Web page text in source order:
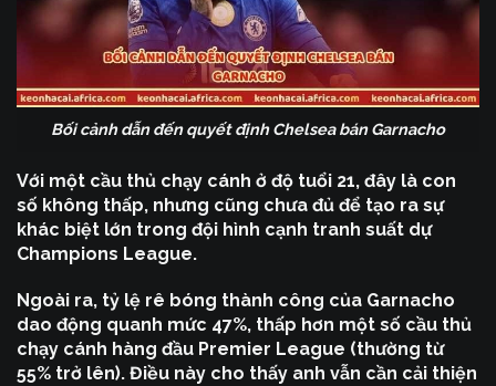
Bối cảnh dẫn đến quyết định Chelsea bán Garnacho
Với một cầu thủ chạy cánh ở độ tuổi 21, đây là con
số không thấp, nhưng cũng chưa đủ để tạo ra sự
khác biệt lớn trong đội hình cạnh tranh suất dự
Champions League.
Ngoài ra, tỷ lệ rê bóng thành công của Garnacho
dao động quanh mức 47%, thấp hơn một số cầu thủ
chạy cánh hàng đầu Premier League (thường từ
55% trở lên). Điều này cho thấy anh vẫn cần cải thiện